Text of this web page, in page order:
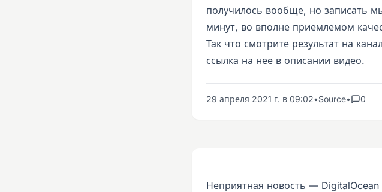
получилось вообще, но записать
минут, во вполне приемлемом
Так что смотрите результат на
ссылка на нее в описании видео.
29 апреля 2021 г. в 09:02•Source• 0
Неприятная новость —